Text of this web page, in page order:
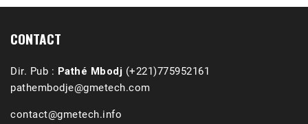
CONTACT
Dir. Pub : Pathé Mbodj (+221)775952161
pathembodje@gmetech.com
contact@gmetech.info